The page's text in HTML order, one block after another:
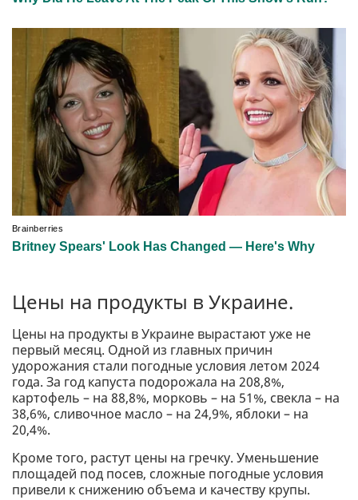
Цены на продукты в Украине.
Цены на продукты в Украине вырастают уже не
первый месяц. Одной из главных причин
удорожания стали погодные условия летом 2024
года. За год капуста подорожала на 208,8%,
картофель – на 88,8%, морковь – на 51%, свекла – на
38,6%, сливочное масло – на 24,9%, яблоки – на
20,4%.
Кроме того, растут цены на гречку. Уменьшение
площадей под посев, сложные погодные условия
привели к снижению объема и качеству крупы.